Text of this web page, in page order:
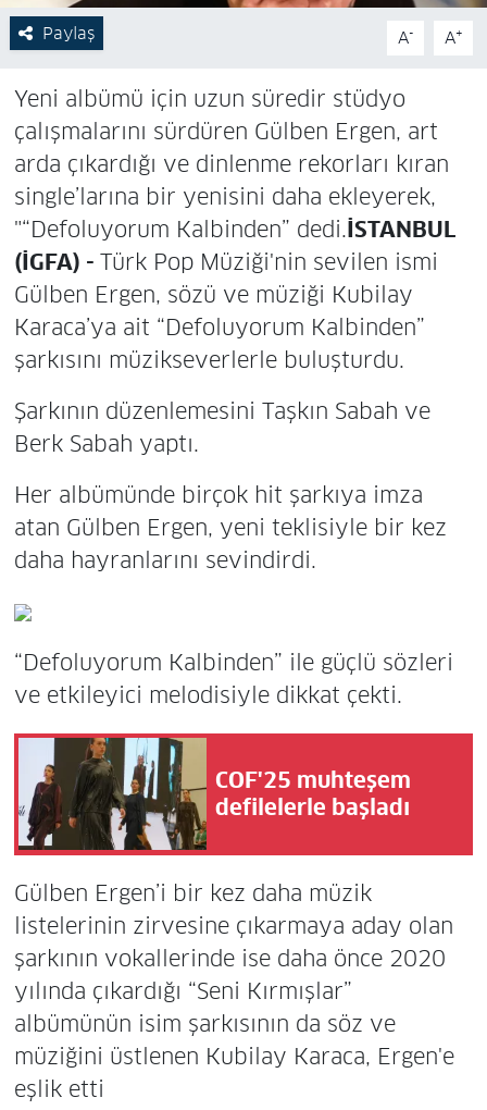
Paylaş A- A+
Yeni albümü için uzun süredir stüdyo
çalışmalarını sürdüren Gülben Ergen, art
arda çıkardığı ve dinlenme rekorları kıran
single’larına bir yenisini daha ekleyerek,
"“Defoluyorum Kalbinden” dedi.İSTANBUL
(İGFA) - Türk Pop Müziği'nin sevilen ismi
Gülben Ergen, sözü ve müziği Kubilay
Karaca’ya ait “Defoluyorum Kalbinden”
şarkısını müzikseverlerle buluşturdu.
Şarkının düzenlemesini Taşkın Sabah ve
Berk Sabah yaptı.
Her albümünde birçok hit şarkıya imza
atan Gülben Ergen, yeni teklisiyle bir kez
daha hayranlarını sevindirdi.
“Defoluyorum Kalbinden” ile güçlü sözleri
ve etkileyici melodisiyle dikkat çekti.
COF'25 muhteşem
defilelerle başladı
Gülben Ergen’i bir kez daha müzik
listelerinin zirvesine çıkarmaya aday olan
şarkının vokallerinde ise daha önce 2020
yılında çıkardığı “Seni Kırmışlar”
albümünün isim şarkısının da söz ve
müziğini üstlenen Kubilay Karaca, Ergen'e
eşlik etti